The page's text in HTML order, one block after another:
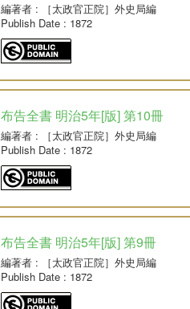
編著者: ［太政官正院］外史局編
Publish Date: 1872
布告全書 明治5年[版] 第10冊
編著者: ［太政官正院］外史局編
Publish Date: 1872
布告全書 明治5年[版] 第9冊
編著者: ［太政官正院］外史局編
Publish Date: 1872